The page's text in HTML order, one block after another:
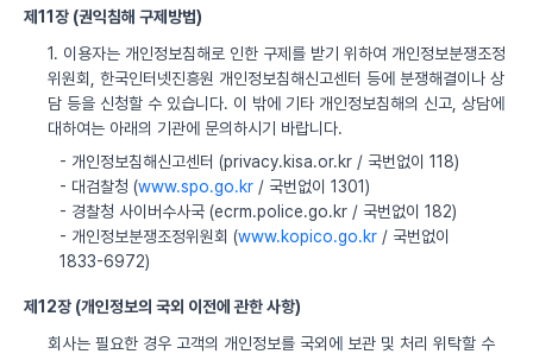
제11장 (권익침해 구제방법)
1. 이용자는 개인정보침해로 인한 구제를 받기 위하여 개인정보분쟁조정
위원회, 한국인터넷진흥원 개인정보침해신고센터 등에 분쟁해결이나 상
담 등을 신청할 수 있습니다. 이 밖에 기타 개인정보침해의 신고, 상담에
대하여는 아래의 기관에 문의하시기 바랍니다.
- 개인정보침해신고센터 (privacy.kisa.or.kr / 국번없이 118)
- 대검찰청 (www.spo.go.kr / 국번없이 1301)
- 경찰청 사이버수사국 (ecrm.police.go.kr / 국번없이 182)
- 개인정보분쟁조정위원회 (www.kopico.go.kr / 국번없이
1833-6972)
제12장 (개인정보의 국외 이전에 관한 사항)
회사는 필요한 경우 고객의 개인정보를 국외에 보관 및 처리 위탁할 수